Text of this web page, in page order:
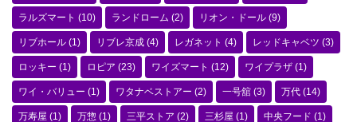
ラルズマート (10) ランドローム (2) リオン・ドール (9)
リブホール (1) リブレ京成 (4) レガネット (4) レッドキャベツ (3)
ロッキー (1) ロピア (23) ワイズマート (12) ワイプラザ (1)
ワイ・バリュー (1) ワタナベストアー (2) 一号舘 (3) 万代 (14)
万寿屋 (1) 万惣 (1) 三平ストア (2) 三杉屋 (1) 中央フード (1)